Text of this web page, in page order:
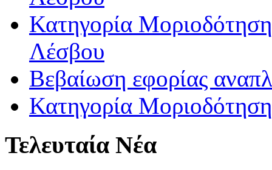
Κατηγορία
Λέσβου
Βεβαίωση εφορίας
Κατηγορία
Τελευταία Νέα